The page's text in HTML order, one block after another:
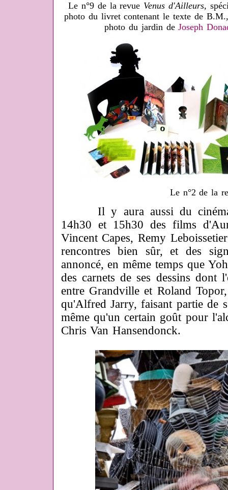
Le n°9 de la revue Venus d'Ailleurs,
photo du livret contenant le texte de
photo du jardin deJoseph
Le n°2 de la
Il y aura aussi du cinéma
14h30 et 15h30 des films
Vincent Capes, Remy
rencontres bien sûr, et des
annoncé, en même temps que
des carnets de ses dessins dont
entre Grandville et Roland
qu'Alfred Jarry, faisant partie de
même qu'un certain goût pour
Chris Van Hansendonck.